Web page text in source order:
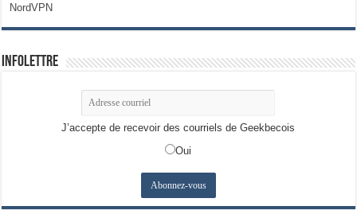
NordVPN
Infolettre
J’accepte de recevoir des courriels de Geekbecois
Oui